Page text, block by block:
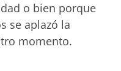
o bien porque
se aplazó la
momento.